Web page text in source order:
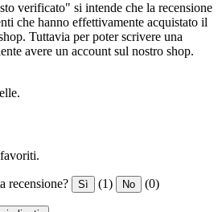
verificato" si intende che la recensione
che hanno effettivamente acquistato il
Tuttavia per poter scrivere una
avere un account sul nostro shop.
recensione? Sì (1) No (0)